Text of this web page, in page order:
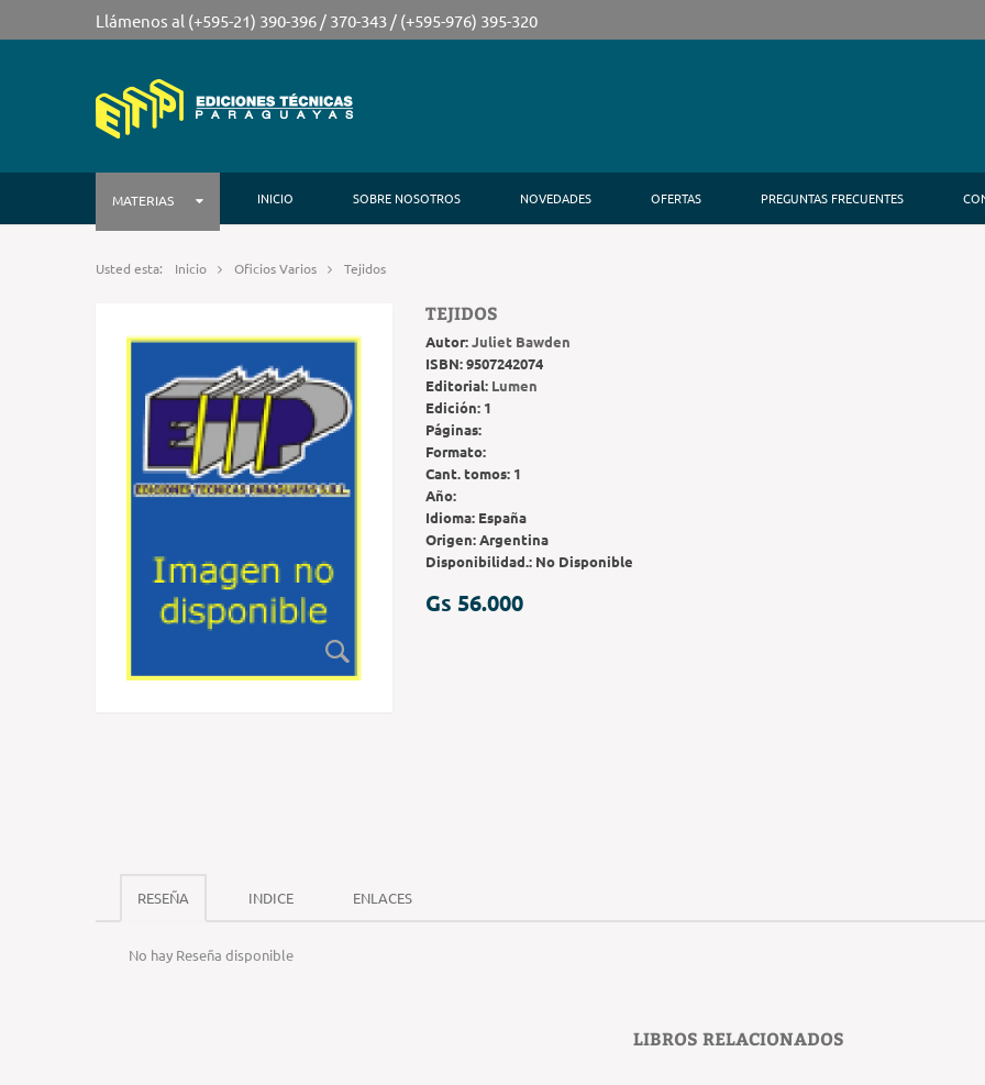
Llámenos al (+595-21) 390-396 / 370-343 / (+595-976) 395-320
MATERIAS INICIO SOBRE NOSOTROS NOVEDADES OFERTAS PREGUNTAS FRECUENTES
Usted esta: Inicio Oficios Varios Tejidos
TEJIDOS
Autor:Juliet Bawden
ISBN:9507242074
Editorial: Lumen
Edición: 1
Páginas:
Formato:
Cant. tomos: 1
Año:
Idioma: España
Origen:Argentina
Disponibilidad.: No Disponible
Gs 56.000
RESEÑA INDICE ENLACES
No hay Reseña disponible
LIBROS RELACIONADOS